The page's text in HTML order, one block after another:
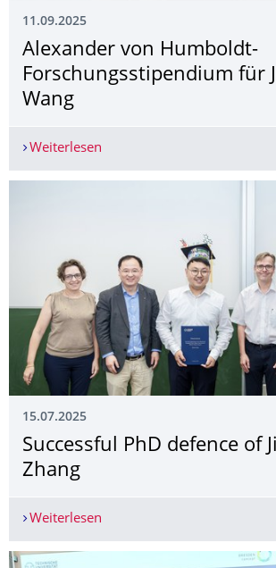
11.09.2025
Alexander von Humboldt-
Forschungsstipen­dium für
Wang
Weiterlesen
15.07.2025
Successful PhD defence of
Zhang
Weiterlesen